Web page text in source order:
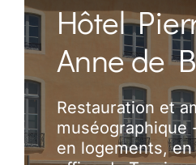
Hôtel
Anne de
Restauration et
muséographique
en logements,